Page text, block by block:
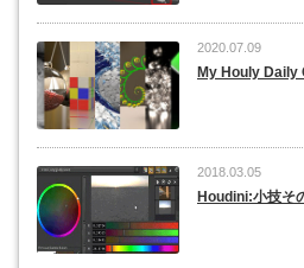
2020.07.09
My Houly Daily
2018.03.05
Houdini:小技そ